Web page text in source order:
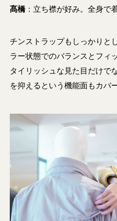
髙橋：立ち襟が好み。全身で
チンストラップもしっかりと
ラー状態でのバランスとフィ
タイリッシュな見た目だけで
を抑えるという機能面もカバ